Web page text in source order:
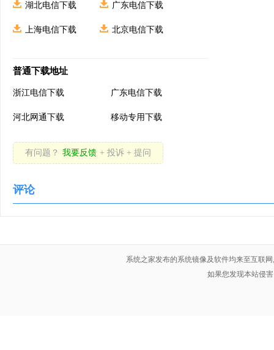
湖北电信下载 广东电信下载
上海电信下载 北京电信下载
普通下载地址
浙江电信下载 广东电信下载
河北网通下载 移动专用下载
有问题？ 我要反馈 + 投诉 + 提问
评论
系统之家发布的系统镜像及软件均来至互联
如果您发现本站侵